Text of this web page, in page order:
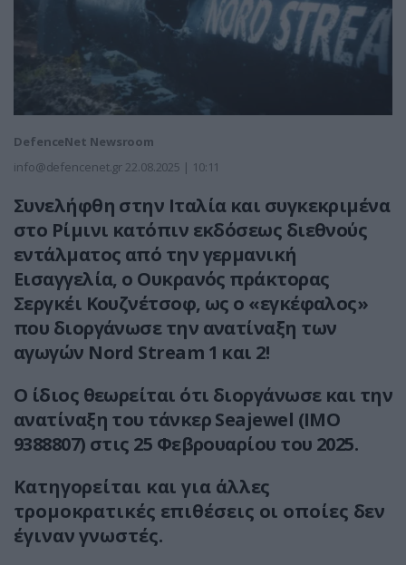
DefenceNet Newsroom
info@defencenet.gr 22.08.2025 | 10:11
Συνελήφθη στην Ιταλία και συγκεκριμένα
στο Ρίμινι κατόπιν εκδόσεως διεθνούς
εντάλματος από την γερμανική
Εισαγγελία, ο Ουκρανός πράκτορας
Σεργκέι Κουζνέτσοφ, ως ο «εγκέφαλος»
που διοργάνωσε την ανατίναξη των
αγωγών Nord Stream 1 και 2!
Ο ίδιος θεωρείται ότι διοργάνωσε και την
ανατίναξη του τάνκερ Seajewel (IMO
9388807) στις 25 Φεβρουαρίου του 2025.
Κατηγορείται και για άλλες
τρομοκρατικές επιθέσεις οι οποίες δεν
έγιναν γνωστές.